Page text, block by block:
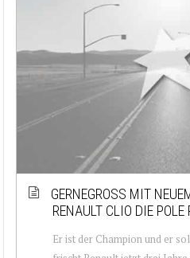
GERNEGROSS MIT
ENAULT CLIO DIE POLE
Er ist der Champion und er